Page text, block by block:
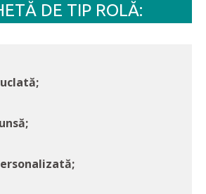
DE TIP ROLĂ: